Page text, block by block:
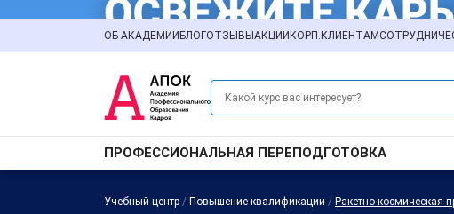
ОБ АКАДЕМИИ БЛОГОТЗЫВЫ АКЦИИ КОРП.КЛИЕНТАМ
ПРОФЕССИОНАЛЬНАЯ ПЕРЕПОДГОТОВКА
Учебный центр / Повышение квалификации / Ракетно-космическая